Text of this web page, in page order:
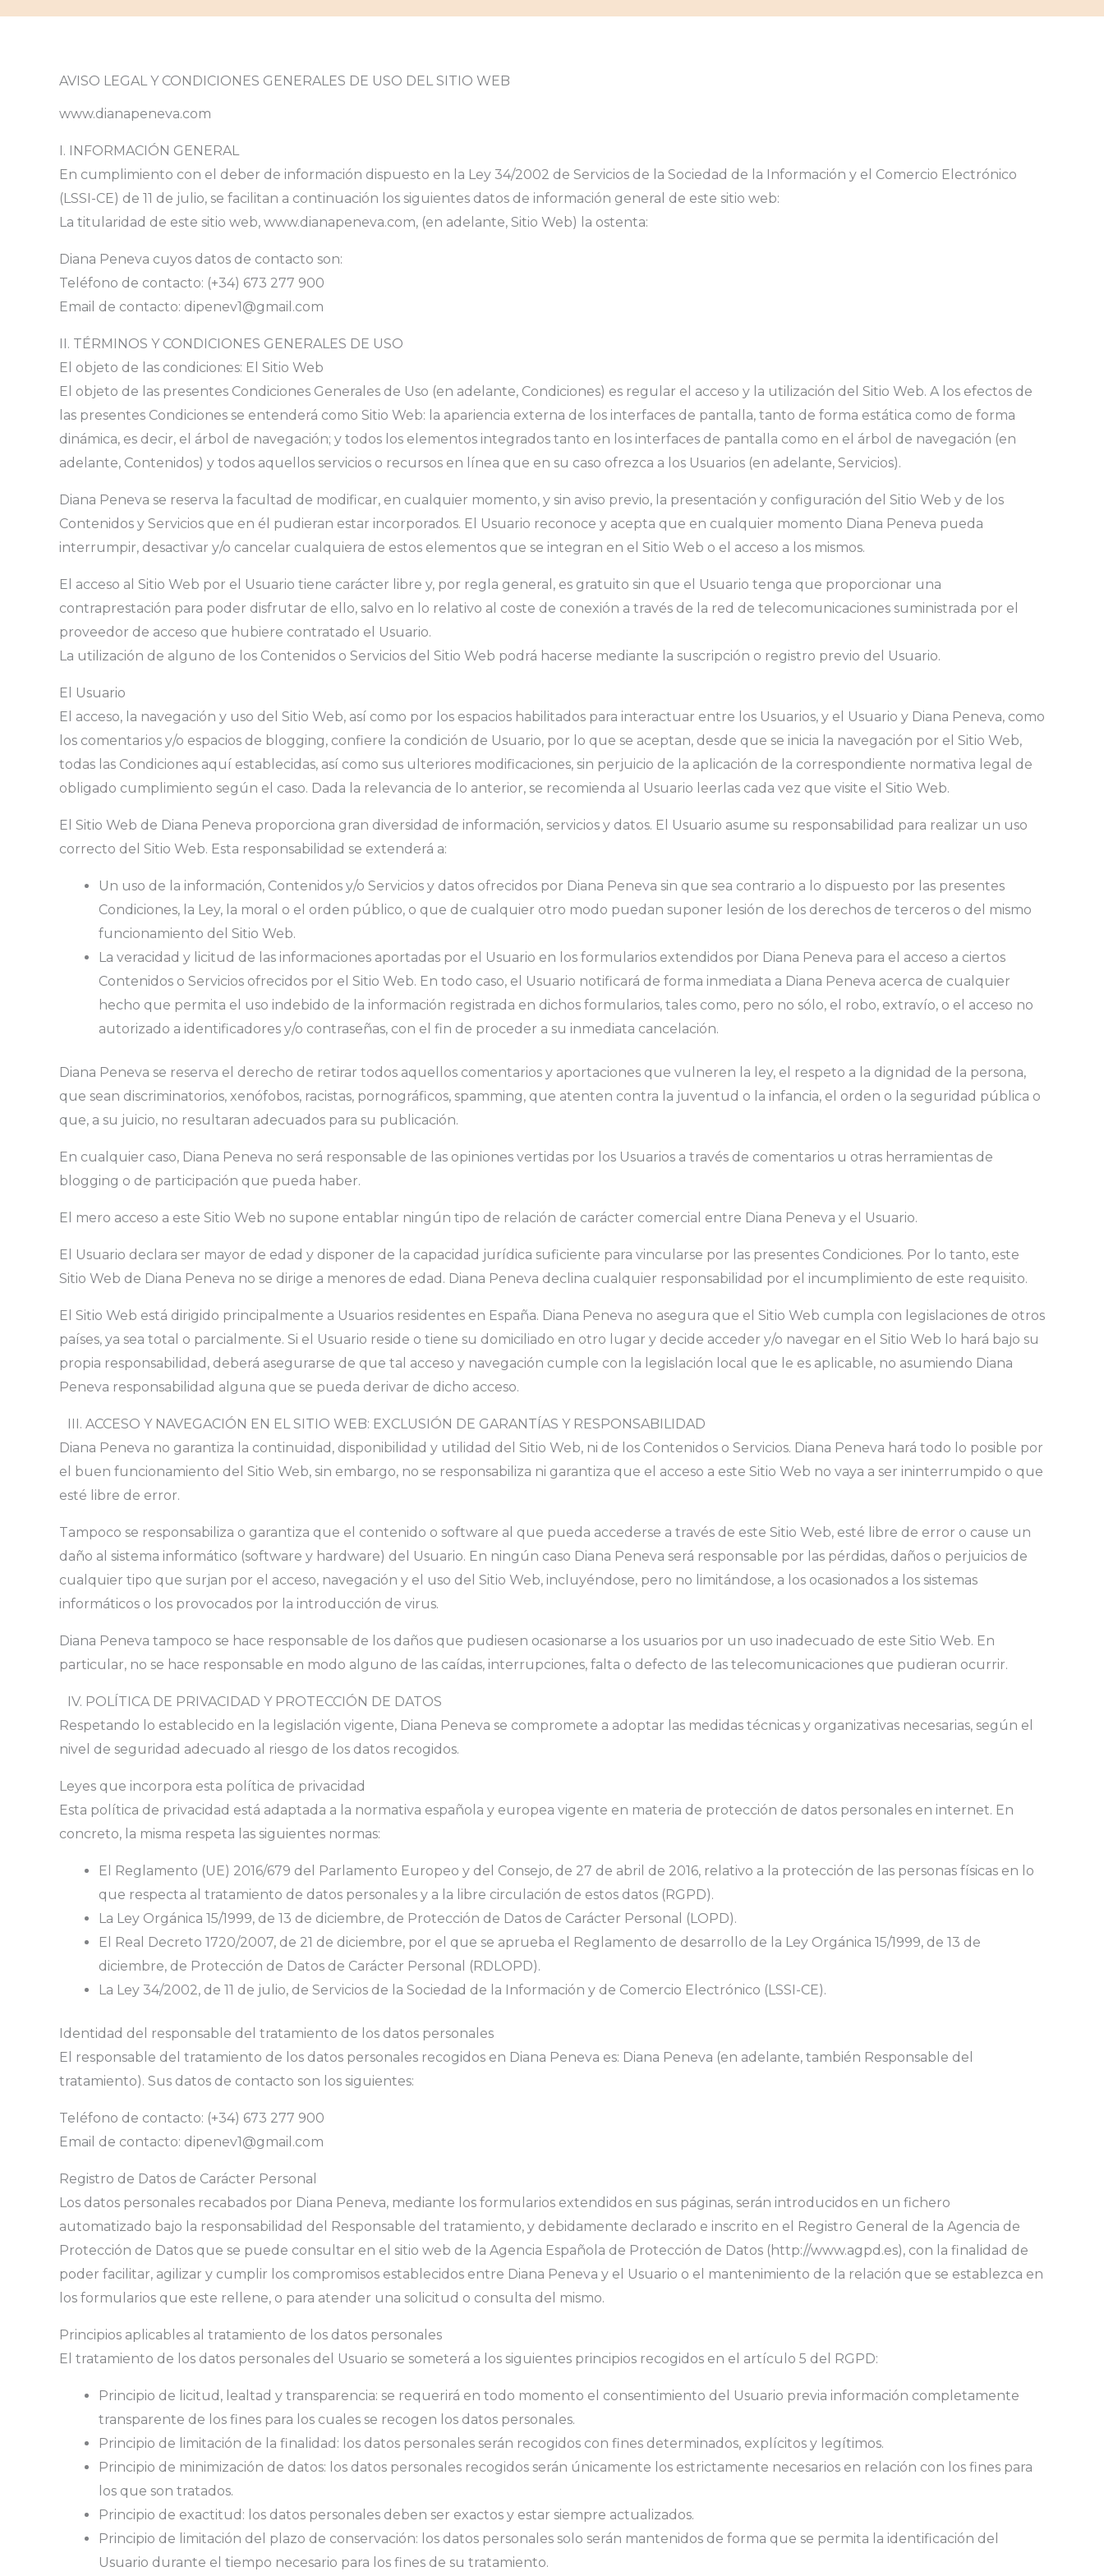
AVISO LEGAL Y CONDICIONES GENERALES DE USO DEL SITIO WEB
www.dianapeneva.com
I. INFORMACIÓN GENERAL
En cumplimiento con el deber de información dispuesto en la Ley 34/2002 de Servicios de la Sociedad de la Información y el Comercio Electrónico
(LSSI-CE) de 11 de julio, se facilitan a continuación los siguientes datos de información general de este sitio web:
La titularidad de este sitio web, www.dianapeneva.com, (en adelante, Sitio Web) la ostenta:
Diana Peneva cuyos datos de contacto son:
Teléfono de contacto: (+34) 673 277 900
Email de contacto: dipenev1@gmail.com
II. TÉRMINOS Y CONDICIONES GENERALES DE USO
El objeto de las condiciones: El Sitio Web
El objeto de las presentes Condiciones Generales de Uso (en adelante, Condiciones) es regular el acceso y la utilización del Sitio Web. A los efectos de
las presentes Condiciones se entenderá como Sitio Web: la apariencia externa de los interfaces de pantalla, tanto de forma estática como de forma
dinámica, es decir, el árbol de navegación; y todos los elementos integrados tanto en los interfaces de pantalla como en el árbol de navegación (en
adelante, Contenidos) y todos aquellos servicios o recursos en línea que en su caso ofrezca a los Usuarios (en adelante, Servicios).
Diana Peneva se reserva la facultad de modificar, en cualquier momento, y sin aviso previo, la presentación y configuración del Sitio Web y de los
Contenidos y Servicios que en él pudieran estar incorporados. El Usuario reconoce y acepta que en cualquier momento Diana Peneva pueda
interrumpir, desactivar y/o cancelar cualquiera de estos elementos que se integran en el Sitio Web o el acceso a los mismos.
El acceso al Sitio Web por el Usuario tiene carácter libre y, por regla general, es gratuito sin que el Usuario tenga que proporcionar una
contraprestación para poder disfrutar de ello, salvo en lo relativo al coste de conexión a través de la red de telecomunicaciones suministrada por el
proveedor de acceso que hubiere contratado el Usuario.
La utilización de alguno de los Contenidos o Servicios del Sitio Web podrá hacerse mediante la suscripción o registro previo del Usuario.
El Usuario
El acceso, la navegación y uso del Sitio Web, así como por los espacios habilitados para interactuar entre los Usuarios, y el Usuario y Diana Peneva, como
los comentarios y/o espacios de blogging, confiere la condición de Usuario, por lo que se aceptan, desde que se inicia la navegación por el Sitio Web,
todas las Condiciones aquí establecidas, así como sus ulteriores modificaciones, sin perjuicio de la aplicación de la correspondiente normativa legal de
obligado cumplimiento según el caso. Dada la relevancia de lo anterior, se recomienda al Usuario leerlas cada vez que visite el Sitio Web.
El Sitio Web de Diana Peneva proporciona gran diversidad de información, servicios y datos. El Usuario asume su responsabilidad para realizar un uso
correcto del Sitio Web. Esta responsabilidad se extenderá a:
Un uso de la información, Contenidos y/o Servicios y datos ofrecidos por Diana Peneva sin que sea contrario a lo dispuesto por las presentes
Condiciones, la Ley, la moral o el orden público, o que de cualquier otro modo puedan suponer lesión de los derechos de terceros o del mismo
funcionamiento del Sitio Web.
La veracidad y licitud de las informaciones aportadas por el Usuario en los formularios extendidos por Diana Peneva para el acceso a ciertos
Contenidos o Servicios ofrecidos por el Sitio Web. En todo caso, el Usuario notificará de forma inmediata a Diana Peneva acerca de cualquier
hecho que permita el uso indebido de la información registrada en dichos formularios, tales como, pero no sólo, el robo, extravío, o el acceso no
autorizado a identificadores y/o contraseñas, con el fin de proceder a su inmediata cancelación.
Diana Peneva se reserva el derecho de retirar todos aquellos comentarios y aportaciones que vulneren la ley, el respeto a la dignidad de la persona,
que sean discriminatorios, xenófobos, racistas, pornográficos, spamming, que atenten contra la juventud o la infancia, el orden o la seguridad pública o
que, a su juicio, no resultaran adecuados para su publicación.
En cualquier caso, Diana Peneva no será responsable de las opiniones vertidas por los Usuarios a través de comentarios u otras herramientas de
blogging o de participación que pueda haber.
El mero acceso a este Sitio Web no supone entablar ningún tipo de relación de carácter comercial entre Diana Peneva y el Usuario.
El Usuario declara ser mayor de edad y disponer de la capacidad jurídica suficiente para vincularse por las presentes Condiciones. Por lo tanto, este
Sitio Web de Diana Peneva no se dirige a menores de edad. Diana Peneva declina cualquier responsabilidad por el incumplimiento de este requisito.
El Sitio Web está dirigido principalmente a Usuarios residentes en España. Diana Peneva no asegura que el Sitio Web cumpla con legislaciones de otros
países, ya sea total o parcialmente. Si el Usuario reside o tiene su domiciliado en otro lugar y decide acceder y/o navegar en el Sitio Web lo hará bajo su
propia responsabilidad, deberá asegurarse de que tal acceso y navegación cumple con la legislación local que le es aplicable, no asumiendo Diana
Peneva responsabilidad alguna que se pueda derivar de dicho acceso.
III. ACCESO Y NAVEGACIÓN EN EL SITIO WEB: EXCLUSIÓN DE GARANTÍAS Y RESPONSABILIDAD
Diana Peneva no garantiza la continuidad, disponibilidad y utilidad del Sitio Web, ni de los Contenidos o Servicios. Diana Peneva hará todo lo posible por
el buen funcionamiento del Sitio Web, sin embargo, no se responsabiliza ni garantiza que el acceso a este Sitio Web no vaya a ser ininterrumpido o que
esté libre de error.
Tampoco se responsabiliza o garantiza que el contenido o software al que pueda accederse a través de este Sitio Web, esté libre de error o cause un
daño al sistema informático (software y hardware) del Usuario. En ningún caso Diana Peneva será responsable por las pérdidas, daños o perjuicios de
cualquier tipo que surjan por el acceso, navegación y el uso del Sitio Web, incluyéndose, pero no limitándose, a los ocasionados a los sistemas
informáticos o los provocados por la introducción de virus.
Diana Peneva tampoco se hace responsable de los daños que pudiesen ocasionarse a los usuarios por un uso inadecuado de este Sitio Web. En
particular, no se hace responsable en modo alguno de las caídas, interrupciones, falta o defecto de las telecomunicaciones que pudieran ocurrir.
IV. POLÍTICA DE PRIVACIDAD Y PROTECCIÓN DE DATOS
Respetando lo establecido en la legislación vigente, Diana Peneva se compromete a adoptar las medidas técnicas y organizativas necesarias, según el
nivel de seguridad adecuado al riesgo de los datos recogidos.
Leyes que incorpora esta política de privacidad
Esta política de privacidad está adaptada a la normativa española y europea vigente en materia de protección de datos personales en internet. En
concreto, la misma respeta las siguientes normas:
El Reglamento (UE) 2016/679 del Parlamento Europeo y del Consejo, de 27 de abril de 2016, relativo a la protección de las personas físicas en lo
que respecta al tratamiento de datos personales y a la libre circulación de estos datos (RGPD).
La Ley Orgánica 15/1999, de 13 de diciembre, de Protección de Datos de Carácter Personal (LOPD).
El Real Decreto 1720/2007, de 21 de diciembre, por el que se aprueba el Reglamento de desarrollo de la Ley Orgánica 15/1999, de 13 de
diciembre, de Protección de Datos de Carácter Personal (RDLOPD).
La Ley 34/2002, de 11 de julio, de Servicios de la Sociedad de la Información y de Comercio Electrónico (LSSI-CE).
Identidad del responsable del tratamiento de los datos personales
El responsable del tratamiento de los datos personales recogidos en Diana Peneva es: Diana Peneva (en adelante, también Responsable del
tratamiento). Sus datos de contacto son los siguientes:
Teléfono de contacto: (+34) 673 277 900
Email de contacto: dipenev1@gmail.com
Registro de Datos de Carácter Personal
Los datos personales recabados por Diana Peneva, mediante los formularios extendidos en sus páginas, serán introducidos en un fichero
automatizado bajo la responsabilidad del Responsable del tratamiento, y debidamente declarado e inscrito en el Registro General de la Agencia de
Protección de Datos que se puede consultar en el sitio web de la Agencia Española de Protección de Datos (http://www.agpd.es), con la finalidad de
poder facilitar, agilizar y cumplir los compromisos establecidos entre Diana Peneva y el Usuario o el mantenimiento de la relación que se establezca en
los formularios que este rellene, o para atender una solicitud o consulta del mismo.
Principios aplicables al tratamiento de los datos personales
El tratamiento de los datos personales del Usuario se someterá a los siguientes principios recogidos en el artículo 5 del RGPD:
Principio de licitud, lealtad y transparencia: se requerirá en todo momento el consentimiento del Usuario previa información completamente
transparente de los fines para los cuales se recogen los datos personales.
Principio de limitación de la finalidad: los datos personales serán recogidos con fines determinados, explícitos y legítimos.
Principio de minimización de datos: los datos personales recogidos serán únicamente los estrictamente necesarios en relación con los fines para
los que son tratados.
Principio de exactitud: los datos personales deben ser exactos y estar siempre actualizados.
Principio de limitación del plazo de conservación: los datos personales solo serán mantenidos de forma que se permita la identificación del
Usuario durante el tiempo necesario para los fines de su tratamiento.